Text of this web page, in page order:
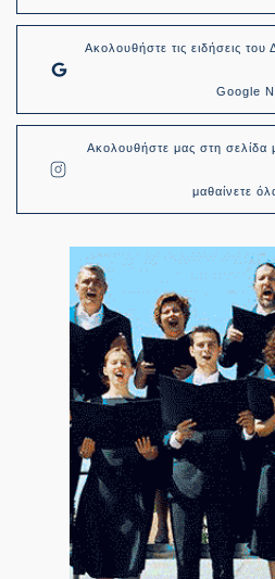
Ακολουθήστε τις ειδήσεις
Google
Ακολουθήστε μας στη σελίδα
μαθαίνετε